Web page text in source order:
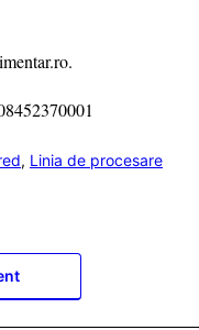
, Linia de procesare